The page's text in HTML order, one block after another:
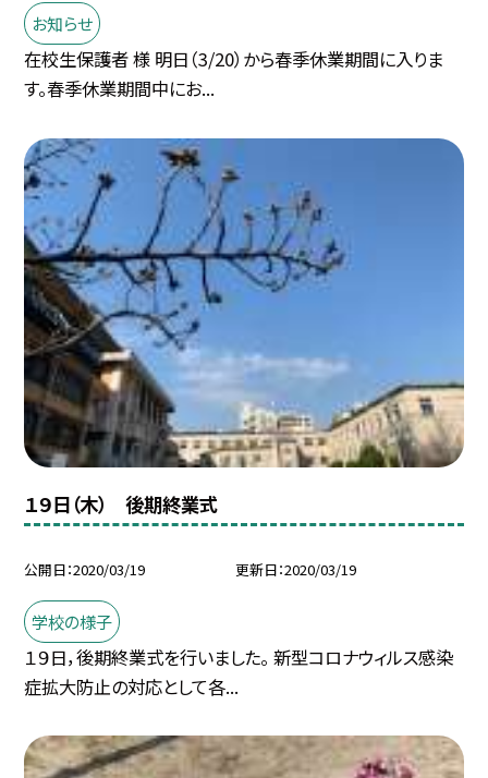
お知らせ
在校生保護者 様 明日（3/20）から春季休業期間に入りま
す。春季休業期間中にお...
１９日（木） 後期終業式
公開日 2020/03/19 更新日 2020/03/19
学校の様子
１９日，後期終業式を行いました。 新型コロナウィルス感染
症拡大防止の対応として各...